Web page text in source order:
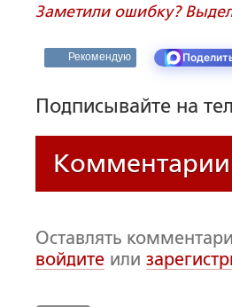
Заметили ошибку?
Рекомендую
Подписывайте на
Комментарии
Оставлять
войдите или